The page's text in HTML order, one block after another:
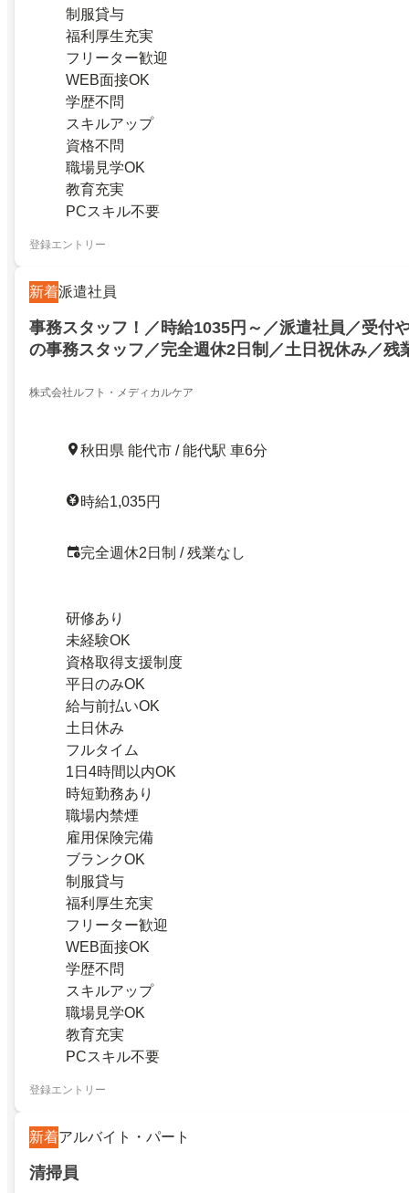
制服貸与
福利厚生充実
フリーター歓迎
WEB面接OK
学歴不問
スキルアップ
資格不問
職場見学OK
教育充実
PCスキル不要
登録エントリー
新着派遣社員
事務スタッフ！／時給1035円～／派遣社員／受付
の事務スタッフ／完全週休2日制／土日祝休み／残
／資格取得支援あり
株式会社ルフト・メディカルケア
秋田県 能代市 / 能代駅 車6分
時給1,035円
完全週休2日制 / 残業なし
研修あり
未経験OK
資格取得支援制度
平日のみOK
給与前払いOK
土日休み
フルタイム
1日4時間以内OK
時短勤務あり
職場内禁煙
雇用保険完備
ブランクOK
制服貸与
福利厚生充実
フリーター歓迎
WEB面接OK
学歴不問
スキルアップ
職場見学OK
教育充実
PCスキル不要
登録エントリー
新着アルバイト・パート
清掃員